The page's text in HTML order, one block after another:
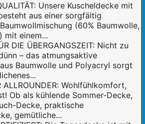
Unsere Kuscheldecke mit
aus einer sorgfältig
(60% Baumwolle,
mit einem...
DIE ÜBERGANGSZEIT: Nicht zu
– das atmungsaktive
Baumwolle und Polyacryl sorgt
ALLROUNDER: Wohlfühlkomfort,
Ob als kühlende Sommer-Decke,
Decke, praktische
gemütliche...